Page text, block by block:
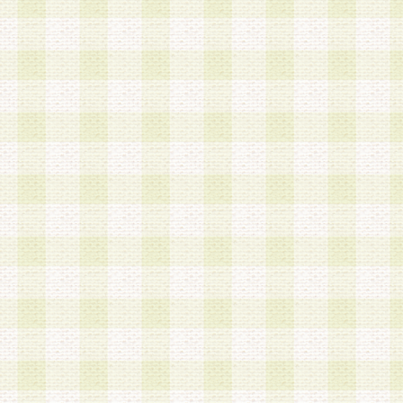
加する際には、前条に基づき当社から付与された
スワードを使用するものとします。
2.登録の際に当社が付与したログインIDおよびパ
の使用に関しては、全て会員本人がその責任を負
3.会員は、当社から付与されたログインIDおよび
貸与、名義変更、売買その他形態を問わず第三者
ならないものとします。
4.当社は、会員によるログインIDおよびパスワー
盗用など第三者の利用に伴う損害の発生について
き事由の有無、その他原因の如何を問わず、一切
のとします。
第5条 会員の登録情報
1.当社は、会員の登録情報に含まれる氏名・住所
アドレス等会員個人を識別できる情報を当社が別
シーポリシー
」に基づき適切に取り扱うものとし